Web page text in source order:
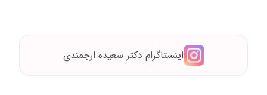
اینستاگرام دکتر سعیده ارجمندی